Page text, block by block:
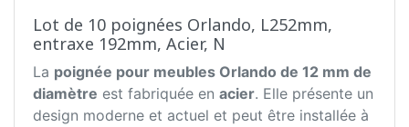
Lot de 10 poignées Orlando, L252mm,
entraxe 192mm, Acier, N
La poignée pour meubles Orlando de 12 mm de
diamètre est fabriquée en acier. Elle présente un
design moderne et actuel et peut être installée à